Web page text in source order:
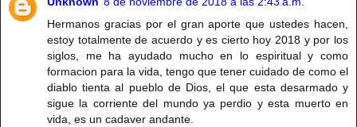
Hermanos gracias por el gran aporte que ustedes hacen,
estoy totalmente de acuerdo y es cierto hoy 2018 y por los
siglos, me ha ayudado mucho en lo espiritual y como
formacion para la vida, tengo que tener cuidado de como el
diablo tienta al pueblo de Dios, el que esta desarmado y
sigue la corriente del mundo ya perdio y esta muerto en
vida, es un cadaver andante.